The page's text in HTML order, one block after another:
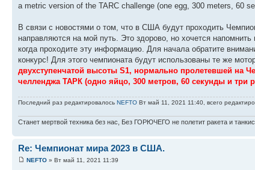
a metric version of the TARC challenge (one egg, 300 meters, 60
В связи с новостями о том, что в США будут проходить
направляются на мой путь. Это здорово, но хочется
когда проходите эту информацию. Для начала обратите
конкурс! Для этого чемпионата будут использованы те же
двухступенчатой высоты S1, нормально пролетевшей на
челленджа ТАРК (одно яйцо, 300 метров, 60 секунды и три
Последний раз редактировалось NEFTO Вт май 11, 2021 11:40, всего
Станет мертвой техника без нас, Без ГОРЮЧЕГО не полетит ракета и
Re: Чемпионат мира 2023 в США.
NEFTO » Вт май 11, 2021 11:39